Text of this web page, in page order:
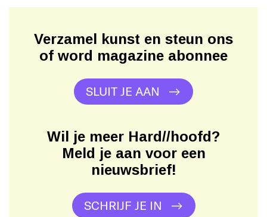
Verzamel kunst en steun ons
of word magazine abonnee
SLUIT JE AAN
Wil je meer Hard//hoofd?
Meld je aan voor een
nieuwsbrief!
SCHRIJF JE IN